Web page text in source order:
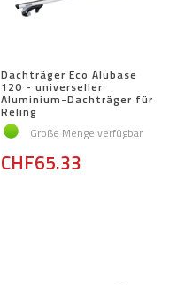
Dachträger Eco Alubase
120 - universeller
Aluminium-Dachträger für
Reling
Große Menge verfügbar
CHF65.33